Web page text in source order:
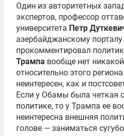
Один из авторитетных
экспертов, профессор
университета Петр
азербайджанскому порталу
прокомментировал
Трампа вообще нет никакой
относительно этого
неинтересен, как и
Если у Обамы была четкая
политике, то у Трампа ее
неинтересна внешняя
голове — заниматься